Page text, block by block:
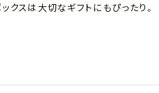
クスは大切なギフトにもぴったり。